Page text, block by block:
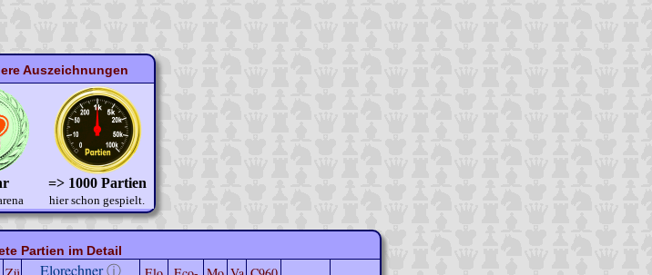
Auszeichnungen
=> 1000 Partien
hier schon gespielt.
Partien im Detail
Elorechnerⓘ